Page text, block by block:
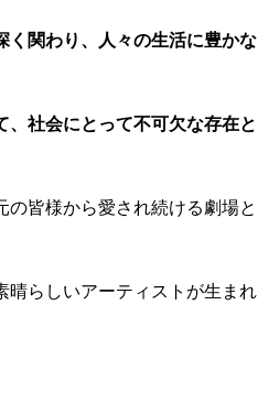
く関わり、人々の生活に豊かな
社会にとって不可欠な存在と
皆様から愛され続ける劇場と
晴らしいアーティストが生まれ